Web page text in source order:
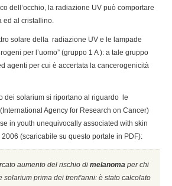
dell’occhio, la radiazione UV può comportare
ed al cristallino.
solare della radiazione UV e le lampade
per l’uomo” (gruppo 1 A ): a tale gruppo
agenti per cui è accertata la cancerogenicità
dei solarium si riportano al riguardo le
Agency for Research on Cancer)
in youth unequivocally associated with skin
(scaricabile su questo portale in PDF):
aumento del rischio di melanoma per chi
solarium prima dei trent'anni: è stato calcolato